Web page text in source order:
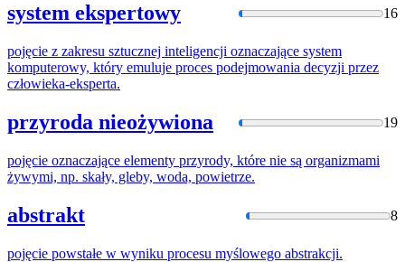
system ekspertowy 16
pojęcie z zakresu sztucznej inteligencji oznaczające system
komputerowy, który emuluje proces podejmowania decyzji przez
człowieka-eksperta.
przyroda nieożywiona 19
pojęcie oznaczające elementy przyrody, które nie są organizmami
żywymi, np. skały, gleby, woda, powietrze.
abstrakt 8
pojęcie powstałe w wyniku procesu myślowego abstrakcji.